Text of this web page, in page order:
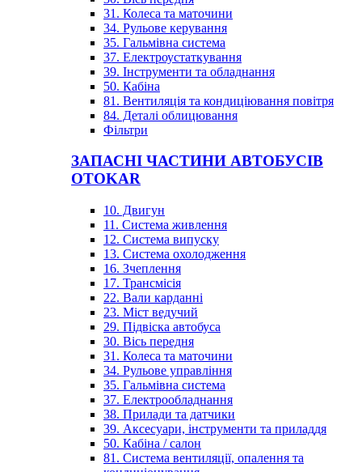
31. Колеса та маточини
34. Рульове керування
35. Гальмівна система
37. Електроустаткування
39. Інструменти та обладнання
50. Кабіна
81. Вентиляція та кондиціювання повітря
84. Деталі облицювання
Фільтри
ЗАПАСНІ ЧАСТИНИ АВТОБУСІВ
OTOKAR
10. Двигун
11. Система живлення
12. Система випуску
13. Система охолодження
16. Зчеплення
17. Трансмісія
22. Вали карданні
23. Міст ведучий
29. Підвіска автобуса
30. Вісь передня
31. Колеса та маточини
34. Рульове управління
35. Гальмівна система
37. Електрообладнання
38. Прилади та датчики
39. Аксесуари, інструменти та приладдя
50. Кабіна / салон
81. Система вентиляції, опалення та